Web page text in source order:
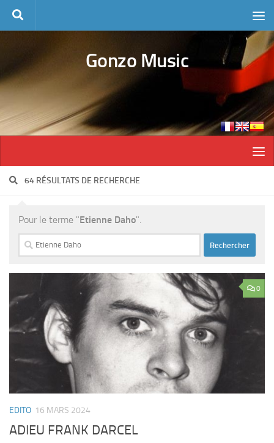
Skip to content
Gonzo Music
64 RÉSULTATS DE RECHERCHE
Pour le terme "Etienne Daho".
Rechercher :
0
EDITO 16 MARS 2024
ADIEU FRANK DARCEL